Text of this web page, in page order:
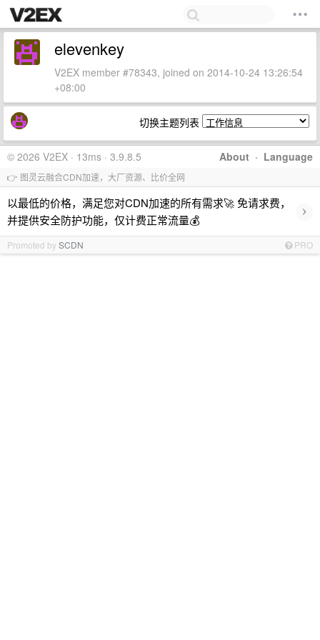
elevenkey
V2EX member #78343, joined on 2014-10-24 13:26:54
+08:00
切换主题列表
About · Language
© 2026 V2EX · 13ms · 3.9.8.5
👉 图灵云融合CDN加速，大厂资源、比价全网
以最低的价格，满足您对CDN加速的所有需求🚀 免请求费，
并提供安全防护功能，仅计费正常流量💰
›
Promoted bySCDN PRO